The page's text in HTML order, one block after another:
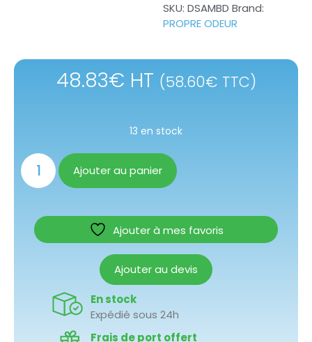
SKU: DSAMBD Brand:
PROPRE ODEUR
48.83€ HT (58.60€ TTC)
13 en stock
Ajouter au panier
Ajouter à mes favoris
Ajouter au devis
En stock
Expédié sous 24h
Frais de port offert